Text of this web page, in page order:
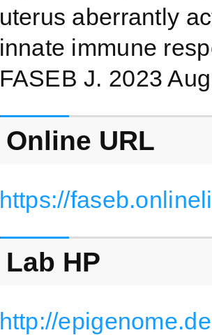
uterus aberrantly
innate immune
FASEB J. 2023
Online URL
https://
Lab HP
http://